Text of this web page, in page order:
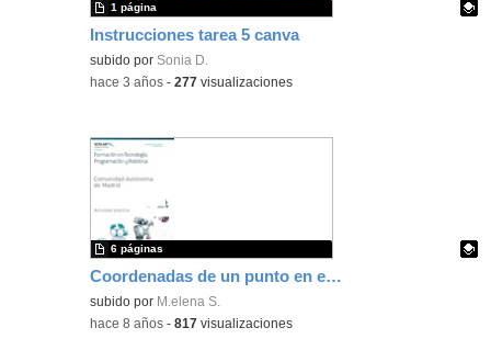
Instrucciones tarea 5 canva
Contenido educativo.
subido por Sonia D.
1 página
-hace 3 años -277 visualizaciones
Coordenadas de un punto en el plano.
Contenido educativo.
subido por M.elena S.
6 páginas
-hace 8 años -817 visualizaciones